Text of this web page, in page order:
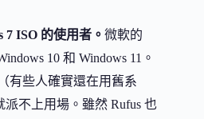
ISO 的使用者。 微軟的
10 和 Windows 11。
有些人確實還在用舊系
派不上用場。雖然 Rufus 也